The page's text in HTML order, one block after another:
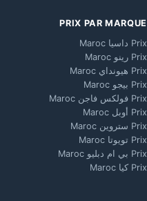
PRIX PAR MARQUE
Prix داسيا Maroc
Prix رينو Maroc
Prix هيونداي Maroc
Prix بيجو Maroc
Prix فولكس فاجن Maroc
Prix أوبل Maroc
Prix ستروين Maroc
Prix تويوتا Maroc
Prix بي ام دبليو Maroc
Prix كيا Maroc